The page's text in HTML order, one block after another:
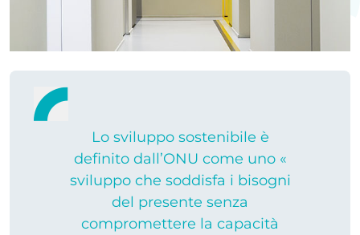
Lo sviluppo sostenibile è
definito dall’ONU come uno «
sviluppo che soddisfa i bisogni
del presente senza
compromettere la capacità